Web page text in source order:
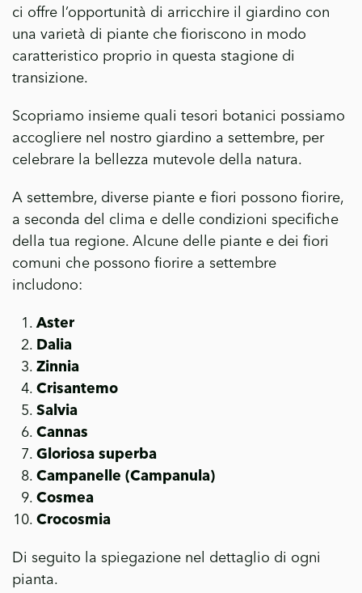
ci offre l’opportunità di arricchire il giardino con
una varietà di piante che fioriscono in modo
caratteristico proprio in questa stagione di
transizione.
Scopriamo insieme quali tesori botanici possiamo
accogliere nel nostro giardino a settembre, per
celebrare la bellezza mutevole della natura.
A settembre, diverse piante e fiori possono fiorire,
a seconda del clima e delle condizioni specifiche
della tua regione. Alcune delle piante e dei fiori
comuni che possono fiorire a settembre
includono:
Aster
Dalia
Zinnia
Crisantemo
Salvia
Cannas
Gloriosa superba
Campanelle (Campanula)
Cosmea
Crocosmia
Di seguito la spiegazione nel dettaglio di ogni
pianta.